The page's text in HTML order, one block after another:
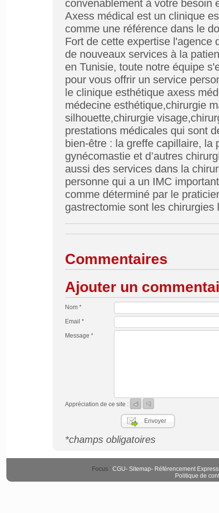
convenablement à votre besoin
Axess médical est un clinique
comme une référence dans le
Fort de cette expertise l'agence
de nouveaux services à la
en Tunisie, toute notre équipe
pour vous offrir un service
le clinique esthétique axess
médecine esthétique,chirurgie
silhouette,chirurgie
prestations médicales qui sont
bien-être : la greffe capillaire, la
gynécomastie et d’autres
aussi des services dans la
personne qui a un IMC
comme déterminé par le
gastrectomie sont les
Commentaires
Ajouter un
Nom *
Email *
Message *
Appréciation de ce site :
*champs obligatoires
Focus : CGU- Sitemap- Référencement Express
Politique de